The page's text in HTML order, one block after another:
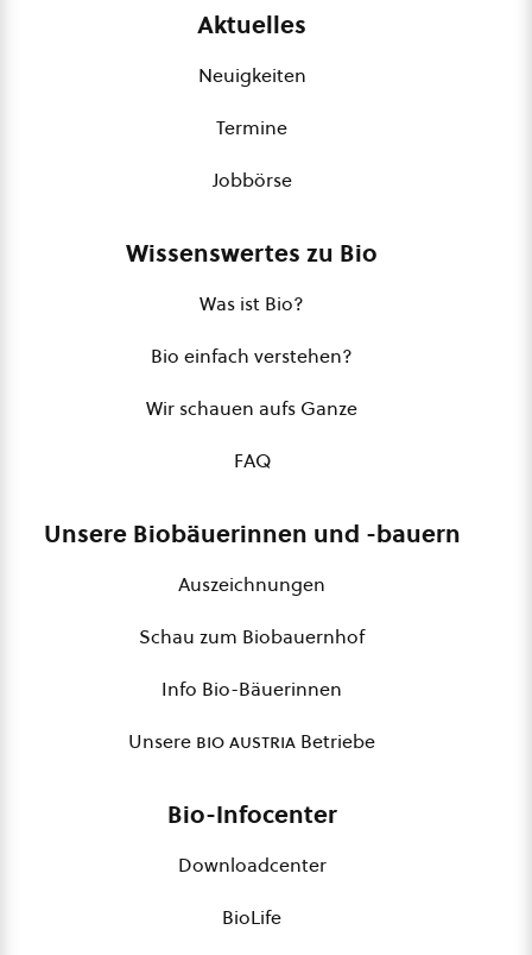
Aktuelles
Neuigkeiten
Termine
Jobbörse
Wissenswertes zu Bio
Was ist Bio?
Bio einfach verstehen?
Wir schauen aufs Ganze
FAQ
Unsere Biobäuerinnen und -bauern
Auszeichnungen
Schau zum Biobauernhof
Info Bio-Bäuerinnen
Unsere bio austria Betriebe
Bio-Infocenter
Downloadcenter
BioLife